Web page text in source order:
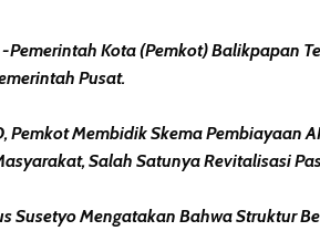
Pemerintah Kota (Pemkot) Balikpapan
Pusat.
Pemkot Membidik Skema
Salah Satunya Revitalisasi
Susetyo Mengatakan Bahwa Struktur